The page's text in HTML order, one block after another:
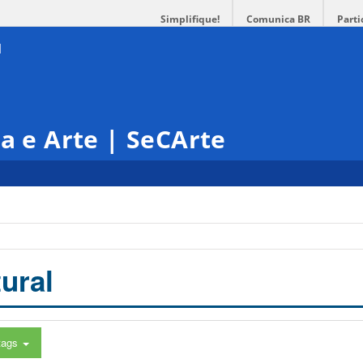
Simplifique! Comunica BR
e Arte | SeCArte